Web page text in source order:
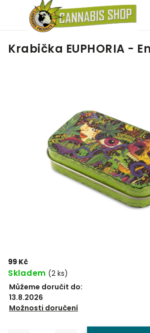
Krabička EUPHORIA -
99 Kč
Skladem (2 ks)
Můžeme doručit do:
13.8.2026
Možnosti doručení